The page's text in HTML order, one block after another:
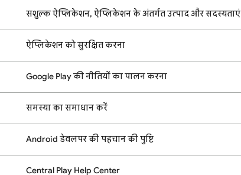
सशुल्क ऐप्लिकेशन, ऐप्लिकेशन के अंतर्गत उत्पाद और सदस्यताएं
ऐप्लिकेशन को सुरक्षित करना
Google Play की नीतियों का पालन करना
समस्या का समाधान करें
Android डेवलपर की पहचान की पुष्टि
Central Play Help Center